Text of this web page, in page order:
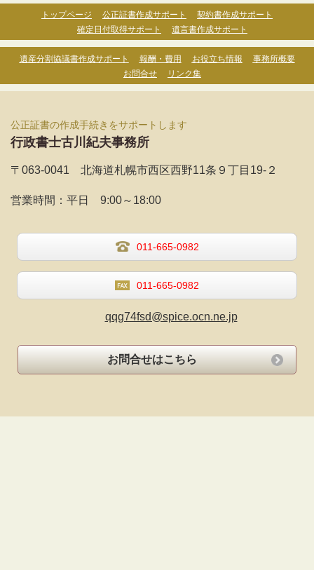
トップページ 公正証書作成サポート
契約書作成サポート
確定日付取得サポート
遺言書作成サポート
遺産分割協議書作成サポート 報酬・費用 お役立ち情報
事務所概要
お問合せ
リンク集
公正証書の作成手続きをサポートします
行政書士古川紀夫事務所
〒063-0041 北海道札幌市西区西野11条９丁目19-２
営業時間： 平日 9:00～18:00
011-665-0982
011-665-0982
qqg74fsd@spice.ocn.ne.jp
お問合せはこちら